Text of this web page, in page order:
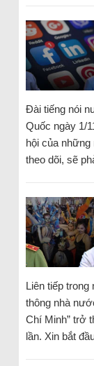
Đài tiếng nói
Quốc ngày 1/
hội của
theo dõi, sẽ
Liên tiếp trong
thông nhà
Chí Minh” trở
lần. Xin bắt